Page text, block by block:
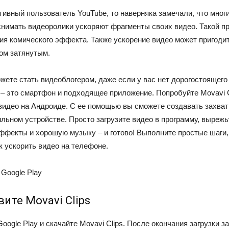
пользователь YouTube, то наверняка замечали, что
видеоролики ускоряют фрагменты своих видео. Такой
комического эффекта. Также ускорение видео может
затянутым.
стать видеоблогером, даже если у вас нет
это смартфон и подходящее приложение. Попробуйте Movavi
на Андроиде. С ее помощью вы сможете создавать
устройстве. Просто загрузите видео в программу,
и хорошую музыку – и готово! Выполните простые
ускорить видео на телефоне.
Google Play
Movavi Clips
Play и скачайте Movavi Clips. После окончания загрузки